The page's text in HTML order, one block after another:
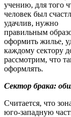
учению, для того
человек был
удачлив, нужно
правильным
оформить жилье,
каждому сектору
рассмотрим, что
оформлять.
Сектор брака:
Считается, что
юго-западную